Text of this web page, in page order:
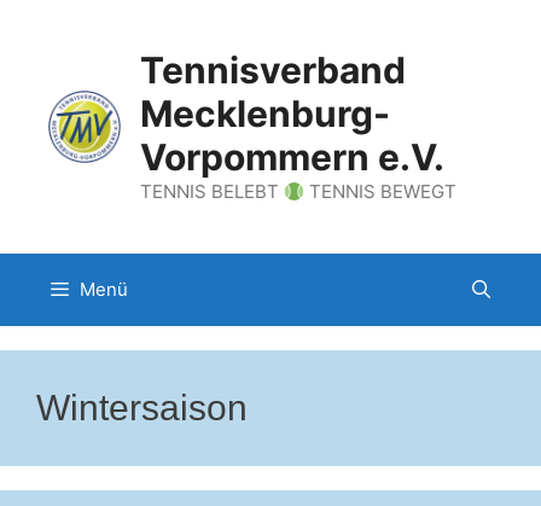
Tennisverband
Mecklenburg-
Vorpommern e.V.
TENNIS BELEBT TENNIS BEWEGT
Menü
Wintersaison